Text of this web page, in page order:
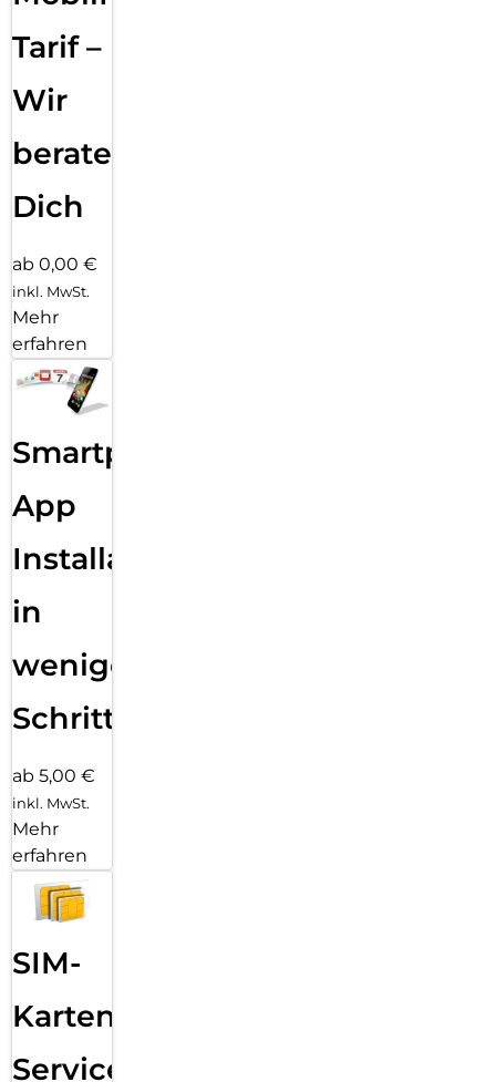
Tarif –
Wir
beraten
Dich
ab 0,00 €
inkl. MwSt.
Mehr
erfahren
Smartphone
App
Installation
in
wenigen
Schritten
ab 5,00 €
inkl. MwSt.
Mehr
erfahren
SIM-
Karten
Service: